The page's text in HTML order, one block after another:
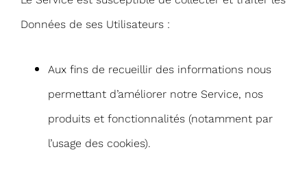
Données de ses Utilisateurs :
Aux fins de recueillir des informations nous
permettant d’améliorer notre Service, nos
produits et fonctionnalités (notamment par
l’usage des cookies).